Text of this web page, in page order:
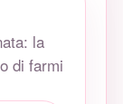
la
di farmi